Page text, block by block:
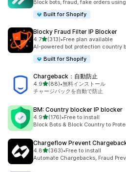
Block bots, fraud, fake orders
Built for Shopify
Blocky Fraud Filter IP Blocker
4.75つ星中
(313)
合計レビュー数：313件
•Free plan available
AI-powered bot protection country
Built for Shopify
Chargeback：自動防止
4.95つ星中
(88)
合計レビュー数：88件
•無料インストール
チャージバックを自動で防止
BM: Country blocker IP blocker
4.95つ星中
(176)
合計レビュー数：176件
•Free to install
Block Bots & Block Country to
Chargeflow Prevent
4.85つ星中
(363)
合計レビュー数：363件
•Free to install
Automate Chargebacks, Fraud